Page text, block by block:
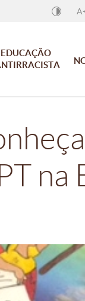
EDUCAÇÃO
na